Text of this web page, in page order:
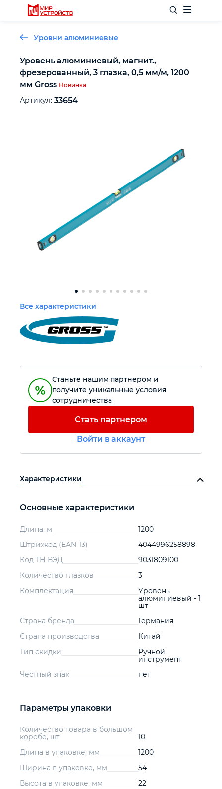
Отделочный инструмент
Слесарный инструмент
Измерительный инструмент
Силовое оборудование
Автомобильный инструмент
Режущий инструмент
Уровни алюминиевые
Уровень алюминиевый, магнит.,
фрезерованный, 3 глазка, 0,5 мм/м, 1200
мм Gross Новинка
Артикул: 33654
Все характеристики
Станьте нашим партнером и
получите уникальные условия
сотрудничества
Стать партнером
Войти в аккаунт
Характеристики
Основные характеристики
Длина, м
1200
Штрихкод (EAN-13)
4044996258898
Код ТН ВЭД
9031809100
Количество глазков
3
Комплектация
Уровень
алюминиевый - 1
шт
Страна бренда
Германия
Страна производства
Китай
Тип скидки
Ручной
инструмент
Честный знак
нет
Параметры упаковки
Количество товара в большом
коробе, шт
10
Длина в упаковке, мм
1200
Ширина в упаковке, мм
54
Высота в упаковке, мм
22